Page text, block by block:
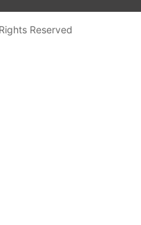
Reserved